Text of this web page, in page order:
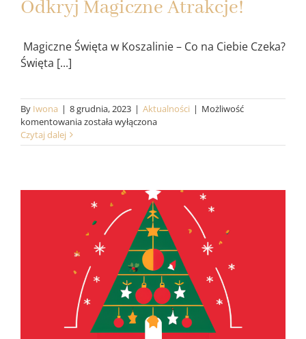
Odkryj Magiczne Atrakcje!
Magiczne Święta w Koszalinie – Co na Ciebie Czeka?
Święta [...]
By Iwona | 8 grudnia, 2023 | Aktualności | Możliwość
komentowaniaKoszalin
Cud!
została wyłączona
Czytaj dalej
Magiczne Święta w
Zabytkowej Willi Koszalin
Aktualności